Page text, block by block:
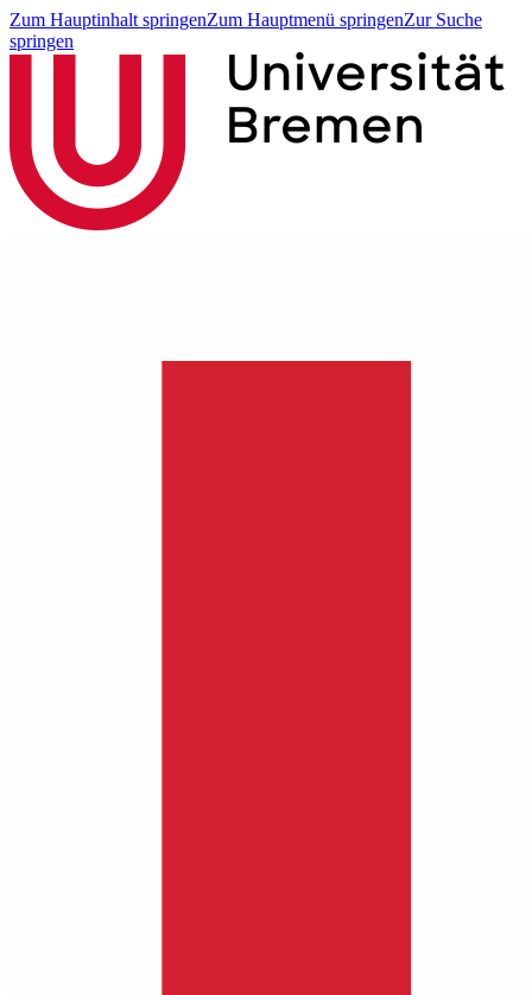
Zum Hauptinhalt springenZum Hauptmenü springenZur Suche
springen